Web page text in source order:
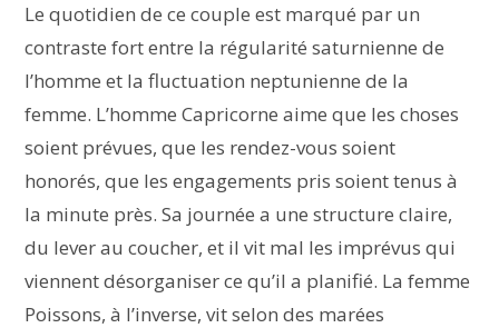
Le quotidien de ce couple est marqué par un
contraste fort entre la régularité saturnienne de
l’homme et la fluctuation neptunienne de la
femme. L’homme Capricorne aime que les choses
soient prévues, que les rendez-vous soient
honorés, que les engagements pris soient tenus à
la minute près. Sa journée a une structure claire,
du lever au coucher, et il vit mal les imprévus qui
viennent désorganiser ce qu’il a planifié. La femme
Poissons, à l’inverse, vit selon des marées